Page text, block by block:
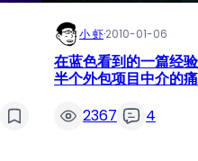
小 虾·2010-01-06
在蓝色看到的一篇经
半个外包项目中介的
2367
4